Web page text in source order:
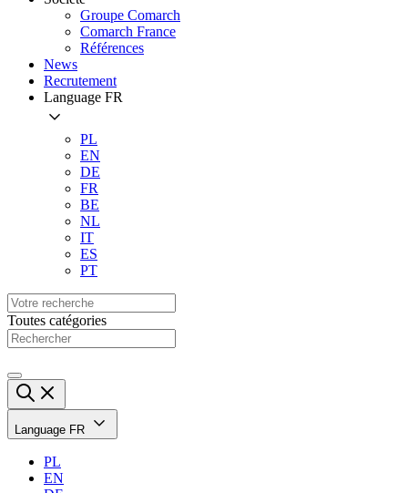
Groupe Comarch
Comarch France
Références
News
Recrutement
Language FR
PL
EN
DE
FR
BE
NL
IT
ES
PT
Toutes catégories
Language FR
PL
EN